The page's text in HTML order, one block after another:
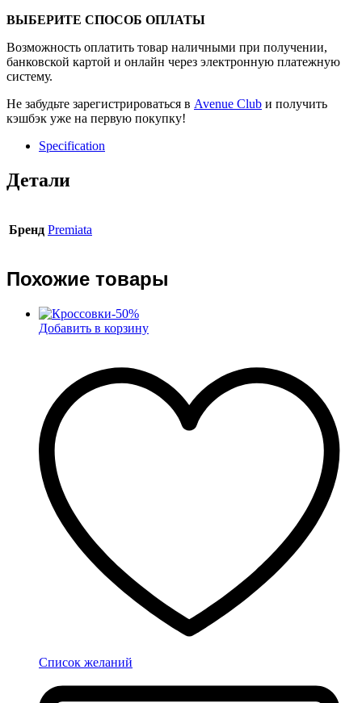
ВЫБЕРИТЕ СПОСОБ ОПЛАТЫ
Возможность оплатить товар наличными при получении,
банковской картой и онлайн через электронную платежную
систему.
Не забудьте зарегистрироваться в Avenue Club и получить
кэшбэк уже на первую покупку!
Specification
Детали
Бренд Premiata
Похожие товары
-50%
Добавить в корзину
Список желаний